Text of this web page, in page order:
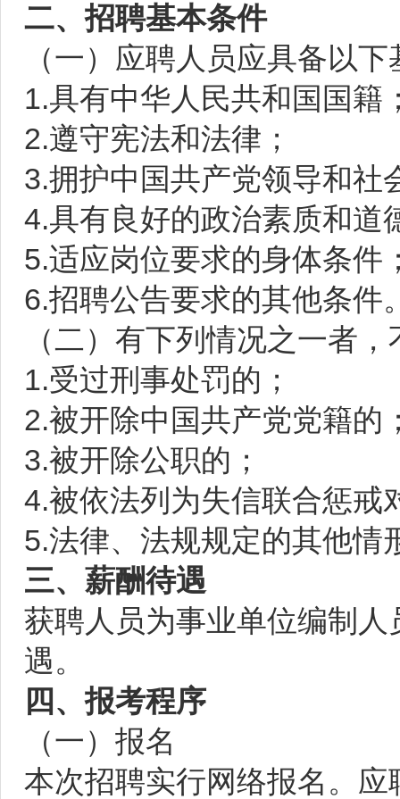
二、招聘基本条件
（一）应聘人员应具备以
1.具有中华人民共和国国籍
2.遵守宪法和法律；
3.拥护中国共产党领导和社
4.具有良好的政治素质和道
5.适应岗位要求的身体条件
6.招聘公告要求的其他条件
（二）有下列情况之一者
1.受过刑事处罚的；
2.被开除中国共产党党籍的
3.被开除公职的；
4.被依法列为失信联合惩戒
5.法律、法规规定的其他情
三、薪酬待遇
获聘人员为事业单位编制
遇。
四、报考程序
（一）报名
本次招聘实行网络报名。